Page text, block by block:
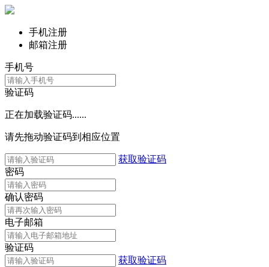
手机注册
邮箱注册
手机号
验证码
正在加载验证码......
请先拖动验证码到相应位置
获取验证码
密码
确认密码
电子邮箱
验证码
获取验证码